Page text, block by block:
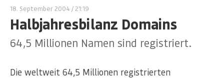
18. September 2004 / 21:19
Halbjahresbilanz Domains
64,5 Millionen Namen sind registriert.
Die weltweit 64,5 Millionen registrierten